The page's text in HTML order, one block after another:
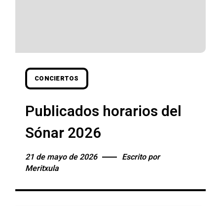
CONCIERTOS
Publicados horarios del
Sónar 2026
21 de mayo de 2026
Escrito por
Meritxula